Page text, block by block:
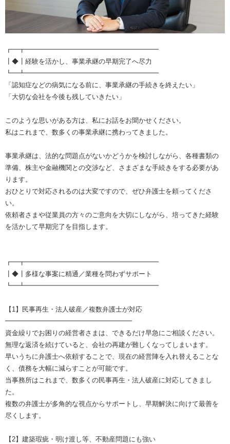
┏━┳━━━━━━━━━━━━━━━━━━━━
┃◆┃経験を活かし、事業承継の早期完了へ尽力
┗━┻━━━━━━━━━━━━━━━━━━━━
「認知症などの病気になる前に、事業承継の手続きを終えたい」
「大切な会社を今後も残していきたい」
このような思いがある方は、私にお話をお聞かせください。
私はこれまで、数多くの事業承継に携わってきました。
事業承継は、法的な問題点がないかどうかを検討しながら、各種書類の
準備、株主や金融機関との交渉など、さまざまな手続きをする必要があ
ります。
おひとりで対応されるのは大変ですので、ぜひ弁護士を頼ってくださ
い。
依頼者さまや従業員の方々のご意向を大切にしながら、培ってきた経験
を活かして早期完了を目指します。
┏━┳━━━━━━━━━━━━━━━━━━━━
┃◆┃多様な事案に精通／業種を問わずサポート
┗━┻━━━━━━━━━━━━━━━━━━━━
【1】民事再生・法人破産／複数弁護士が対応
━━━━━━━━━━━━━━━━━━━
資金繰りでお困りの経営者さまは、できるだけ早急にご相談ください。
無理な返済を続けていると、会社の再建が難しくなってしまいます。
早いうちに弁護士へ依頼することで、現在の経営陣を入れ替えることな
く、債務を大幅に減らすことが可能です。
当事務所はこれまで、数多くの民事再生・法人破産に対応してきまし
た。
複数の弁護士が多角的な視点からサポートし、早期解決に向けて最善を
尽くします。
【2】建築瑕疵・明け渡し等、不動産問題にも強い